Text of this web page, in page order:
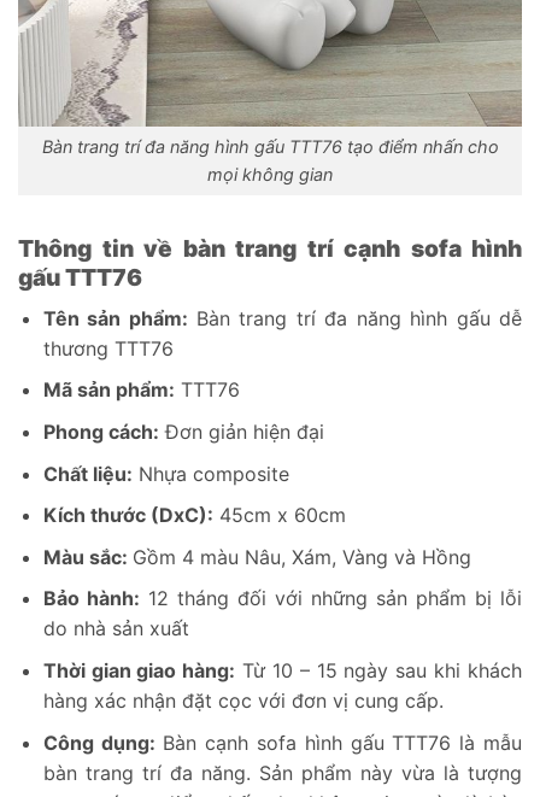
Bàn trang trí đa năng hình gấu TTT76 tạo điểm nhấn cho
mọi không gian
Thông tin về bàn trang trí cạnh sofa hình
gấu TTT76
Tên sản phẩm: Bàn trang trí đa năng hình gấu dễ
thương TTT76
Mã sản phẩm: TTT76
Phong cách: Đơn giản hiện đại
Chất liệu: Nhựa composite
Kích thước (DxC): 45cm x 60cm
Màu sắc: Gồm 4 màu Nâu, Xám, Vàng và Hồng
Bảo hành: 12 tháng đối với những sản phẩm bị lỗi
do nhà sản xuất
Thời gian giao hàng: Từ 10 – 15 ngày sau khi khách
hàng xác nhận đặt cọc với đơn vị cung cấp.
Công dụng: Bàn cạnh sofa hình gấu TTT76 là mẫu
bàn trang trí đa năng. Sản phẩm này vừa là tượng